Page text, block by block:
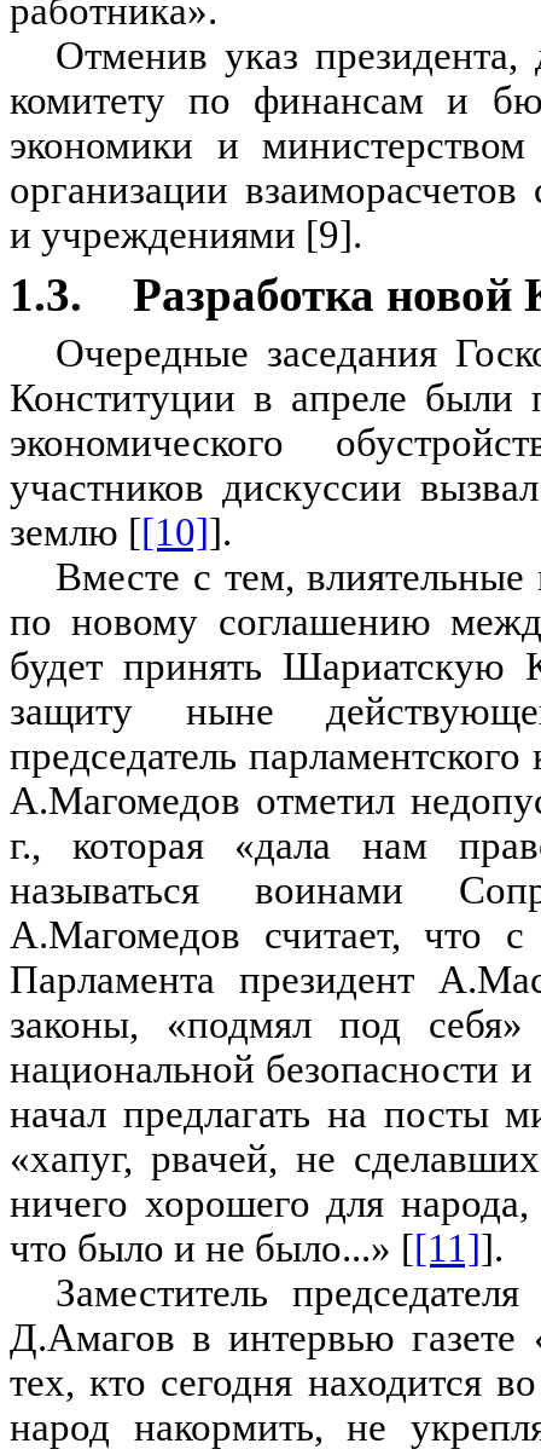
работника».
Отменив указ
комитету по финансам и
экономики и
организации
и учреждениями [9].
1.3. Разработка новой
Очередные заседания
Конституции в апреле
экономического
участников дискуссии
землю [[10]].
Вместе с тем,
по новому соглашению
будет принять Шариатскую
защиту ныне
председатель
А.Магомедов отметил
г., которая «дала нам
называться воинами
А.Магомедов считает, что с
Парламента президент
законы, «подмял под
национальной безопасности
начал предлагать на посты
«хапуг, рвачей, не
ничего хорошего для
что было и не было...» [[11]].
Заместитель
Д.Амагов в интервью газете
тех, кто сегодня находится
народ накормить, не